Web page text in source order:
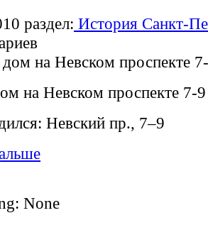
раздел: История Санкт-
на Невском проспекте 7-9
Невский пр., 7–9
None